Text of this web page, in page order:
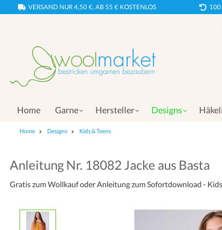
VERSAND NUR 4,50 €, AB 55 € KOSTENLOS 100
Home Garne Hersteller Designs
Home Designs Kids & Teens
Anleitung Nr. 18082 Jacke aus Basta
Gratis zum Wollkauf oder Anleitung zum Sofortdownload -